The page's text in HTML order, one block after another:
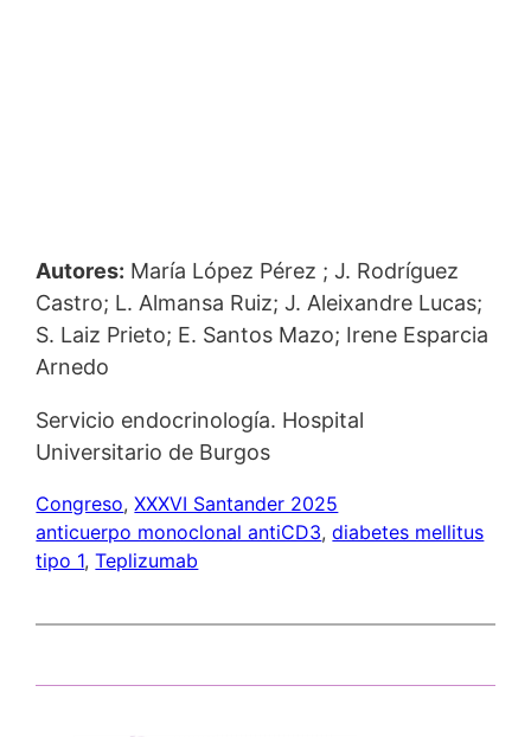
Autores: María López Pérez ; J. Rodríguez
Castro; L. Almansa Ruiz; J. Aleixandre Lucas;
S. Laiz Prieto; E. Santos Mazo; Irene Esparcia
Arnedo
Servicio endocrinología. Hospital
Universitario de Burgos
Congreso, XXXVI Santander 2025
anticuerpo monoclonal antiCD3, diabetes mellitus
tipo 1, Teplizumab